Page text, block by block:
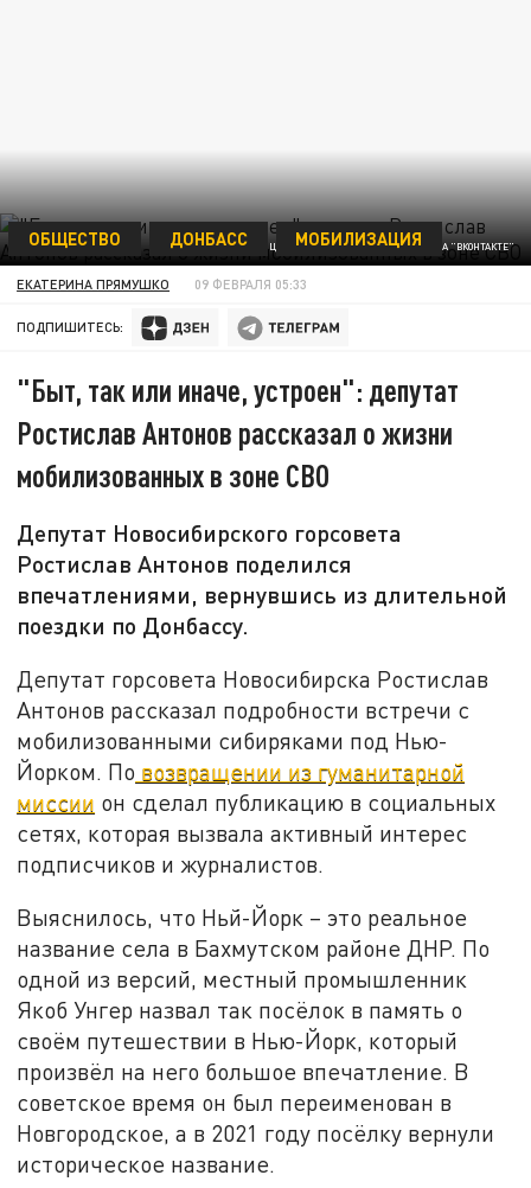
ФОТО СО СТРАНИЦЫ ДЕПУТАТА РОСТИСЛАВА АНТОНОВА "ВКОНТАКТЕ"
ОБЩЕСТВО ДОНБАСС МОБИЛИЗАЦИЯ
ЕКАТЕРИНА ПРЯМУШКО 09 ФЕВРАЛЯ 05:33
ПОДПИШИТЕСЬ:
"Быт, так или иначе, устроен": депутат
Ростислав Антонов рассказал о жизни
мобилизованных в зоне СВО
Депутат Новосибирского горсовета
Ростислав Антонов поделился
впечатлениями, вернувшись из длительной
поездки по Донбассу.
Депутат горсовета Новосибирска Ростислав
Антонов рассказал подробности встречи с
мобилизованными сибиряками под Нью-
Йорком. По возвращении из гуманитарной
миссии он сделал публикацию в социальных
сетях, которая вызвала активный интерес
подписчиков и журналистов.
Выяснилось, что Ньй-Йорк – это реальное
название села в Бахмутском районе ДНР. По
одной из версий, местный промышленник
Якоб Унгер назвал так посёлок в память о
своём путешествии в Нью-Йорк, который
произвёл на него большое впечатление. В
советское время он был переименован в
Новгородское, а в 2021 году посёлку вернули
историческое название.